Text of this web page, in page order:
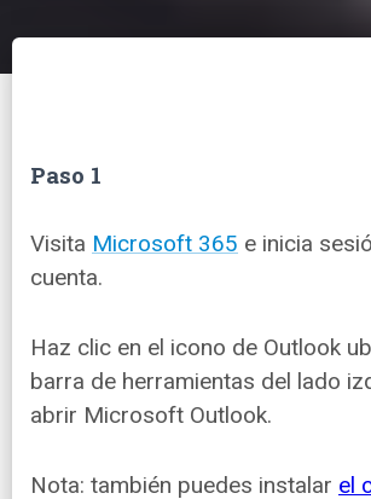
Paso 1
Visita Microsoft 365 e inicia
cuenta.
Haz clic en el icono de Outlook
barra de herramientas del lado
abrir Microsoft Outlook.
Nota: también puedes instalar el